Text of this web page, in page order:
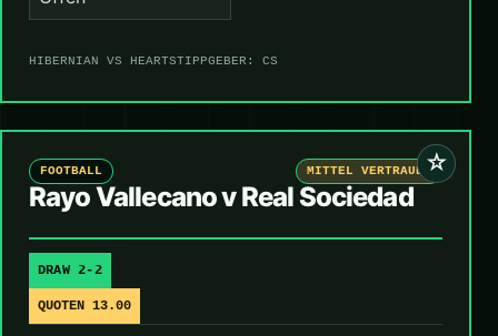
HIBERNIAN VS HEARTSTIPPGEBER: CS
☆
FOOTBALL MITTEL VERTRAUEN
Rayo Vallecano v Real Sociedad
DRAW 2-2
QUOTEN 13.00